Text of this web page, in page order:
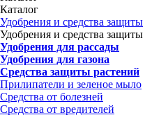
Каталог
Удобрения и средства защиты
Удобрения и средства защиты
Удобрения для рассады
Удобрения для газона
Средства защиты растений
Прилипатели и зеленое мыло
Средства от болезней
Средства от вредителей